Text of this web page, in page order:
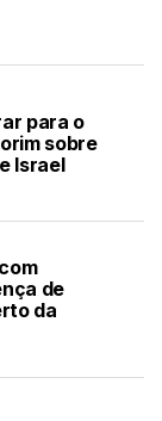
para o
sobre
Israel
de
da